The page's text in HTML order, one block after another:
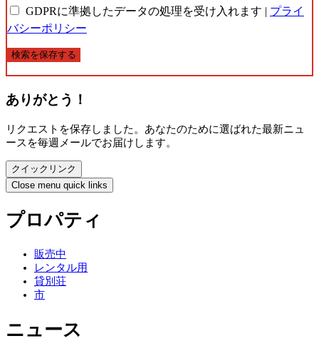
GDPRに準拠したデータの処理を受け入れます | プライ
バシーポリシー
検索を保存する
ありがとう！
リクエストを保存しました。あなたのために選ばれた最新ニュ
ースを毎週メールでお届けします。
クイックリンク
Close menu quick links
プロパティ
販売中
レンタル用
貸別荘
市
ニュース